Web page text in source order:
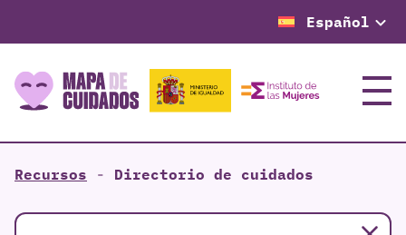
Español
Menú
Recursos - Directorio de cuidados